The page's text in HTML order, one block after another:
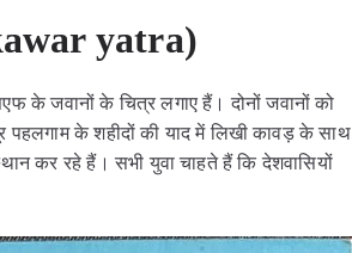
yatra)
के जवानों के चित्र लगाए हैं। दोनों जवानों को
के शहीदों की याद में लिखी कावड़ के साथ
कर रहे हैं। सभी युवा चाहते हैं कि देशवासियों